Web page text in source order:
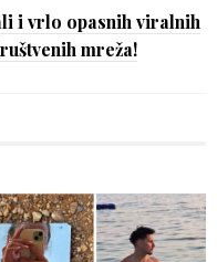
i vrlo opasnih viralnih
mreža!